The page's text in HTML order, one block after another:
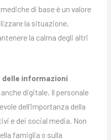
di base è un valore
la situazione,
la calma degli altri
delle informazioni
anche digitale. Il personale
dell’importanza della
e dei social media. Non
famiglia o sulla